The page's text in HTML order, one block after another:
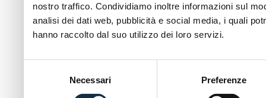
nostro traffico. Condividiamo inoltre informazioni sul
analisi dei dati web, pubblicità e social media, i quali
hanno raccolto dal suo utilizzo dei loro servizi.
Necessari Preferenze